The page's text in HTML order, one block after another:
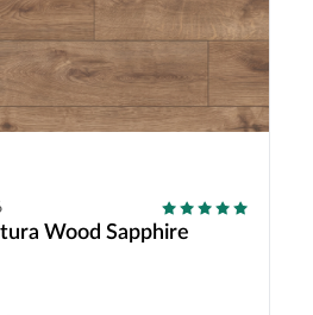
Wood Sapphire